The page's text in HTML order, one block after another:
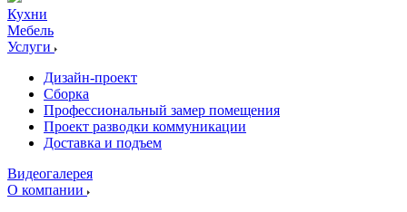
Кухни
Мебель
Услуги
Дизайн-проект
Сборка
Профессиональный замер помещения
Проект разводки коммуникации
Доставка и подъем
Видеогалерея
О компании